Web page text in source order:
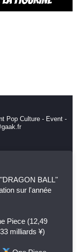
Pop Culture - Event -
BALL"
sur l'année
Piece (12,49
milliards ¥)